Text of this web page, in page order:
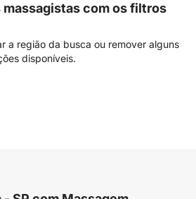
com os filtros
a região da busca ou remover alguns
disponíveis.